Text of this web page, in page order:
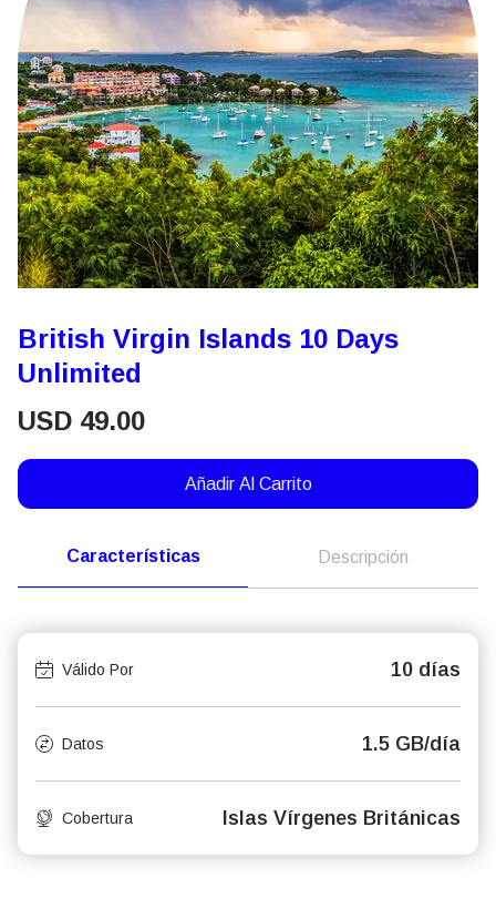
British Virgin Islands 10 Days
Unlimited
USD 49.00
Añadir Al Carrito
Características Descripción
Válido Por 10 días
Datos 1.5 GB/día
Cobertura Islas Vírgenes Británicas